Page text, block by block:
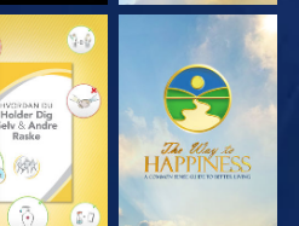
SE SE